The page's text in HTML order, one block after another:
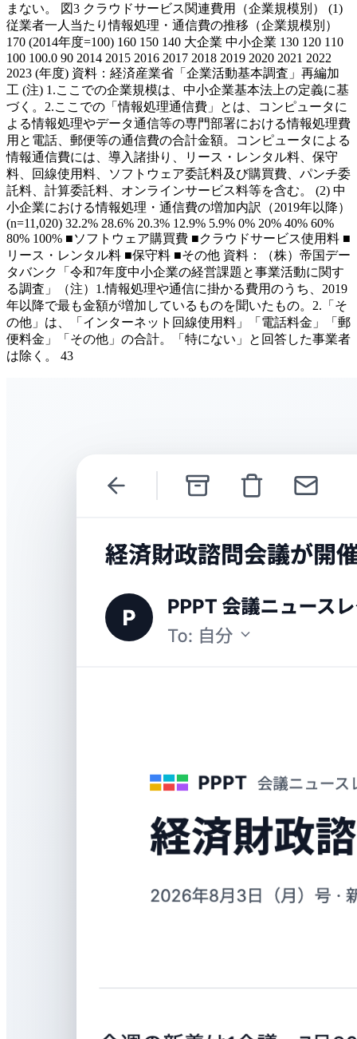
まない。 図3 クラウドサービス関連費用（企業規模別） (1)
従業者一人当たり情報処理・通信費の推移（企業規模別）
170 (2014年度=100) 160 150 140 大企業 中小企業 130 120 110
100 100.0 90 2014 2015 2016 2017 2018 2019 2020 2021 2022
2023 (年度) 資料：経済産業省「企業活動基本調査」再編加
工 (注) 1.ここでの企業規模は、中小企業基本法上の定義に基
づく。2.ここでの「情報処理通信費」とは、コンピュータに
よる情報処理やデータ通信等の専門部署における情報処理費
用と電話、郵便等の通信費の合計金額。コンピュータによる
情報通信費には、導入諸掛り、リース・レンタル料、保守
料、回線使用料、ソフトウェア委託料及び購買費、パンチ委
託料、計算委託料、オンラインサービス料等を含む。 (2) 中
小企業における情報処理・通信費の増加内訳（2019年以降）
(n=11,020) 32.2% 28.6% 20.3% 12.9% 5.9% 0% 20% 40% 60%
80% 100% ■ソフトウェア購買費 ■クラウドサービス使用料 ■
リース・レンタル料 ■保守料 ■その他 資料：（株）帝国デー
タバンク「令和7年度中小企業の経営課題と事業活動に関す
る調査」（注）1.情報処理や通信に掛かる費用のうち、2019
年以降で最も金額が増加しているものを聞いたもの。2.「そ
の他」は、「インターネット回線使用料」「電話料金」「郵
便料金」「その他」の合計。「特にない」と回答した事業者
は除く。 43